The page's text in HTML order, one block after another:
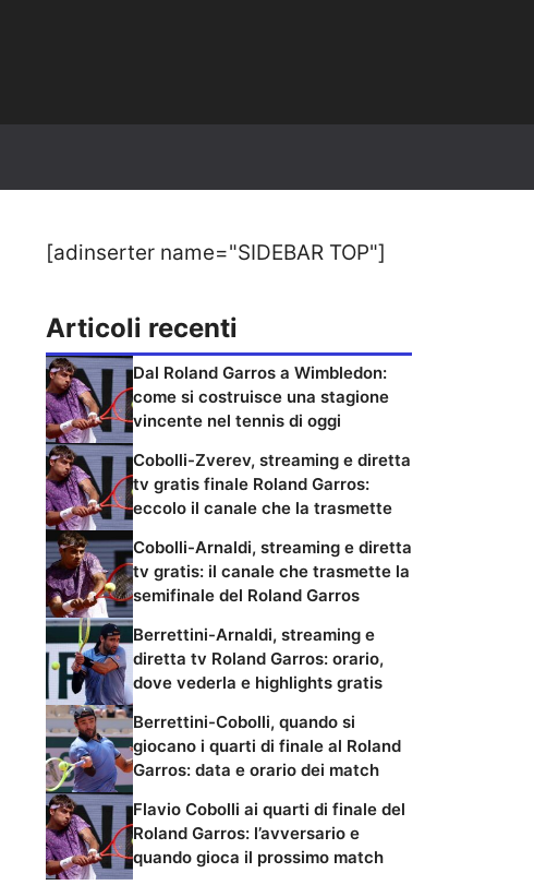
[adinserter name="SIDEBAR TOP"]
Articoli recenti
Dal Roland Garros a Wimbledon:
come si costruisce una stagione
vincente nel tennis di oggi
Cobolli-Zverev, streaming e diretta
tv gratis finale Roland Garros:
eccolo il canale che la trasmette
Cobolli-Arnaldi, streaming e diretta
tv gratis: il canale che trasmette la
semifinale del Roland Garros
Berrettini-Arnaldi, streaming e
diretta tv Roland Garros: orario,
dove vederla e highlights gratis
Berrettini-Cobolli, quando si
giocano i quarti di finale al Roland
Garros: data e orario dei match
Flavio Cobolli ai quarti di finale del
Roland Garros: l’avversario e
quando gioca il prossimo match